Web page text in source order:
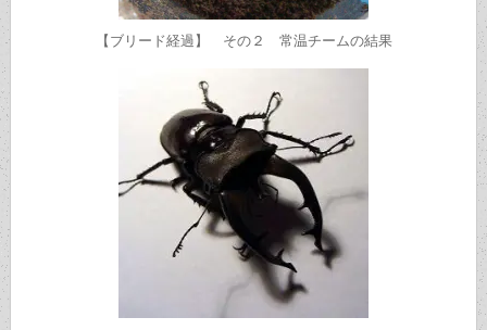
【ブリード経過】 その２ 常温チームの結果